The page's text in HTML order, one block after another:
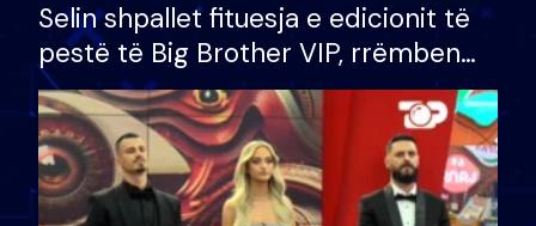
Selin shpallet fituesja e edicionit të
pestë të Big Brother VIP, rrëmben
çmimin e madh prej 100 mijë eurosh